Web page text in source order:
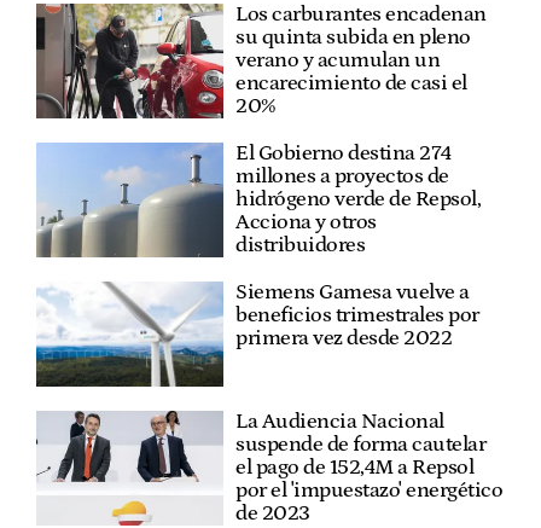
Los carburantes encadenan
su quinta subida en pleno
verano y acumulan un
encarecimiento de casi el
20%
El Gobierno destina 274
millones a proyectos de
hidrógeno verde de Repsol,
Acciona y otros
distribuidores
Siemens Gamesa vuelve a
beneficios trimestrales por
primera vez desde 2022
La Audiencia Nacional
suspende de forma cautelar
el pago de 152,4M a Repsol
por el 'impuestazo' energético
de 2023